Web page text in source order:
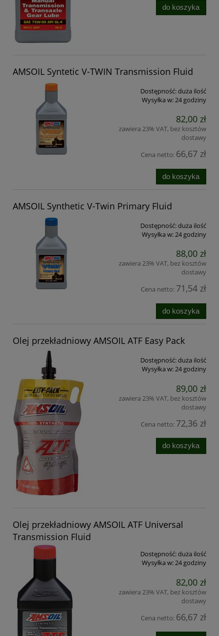
do koszyka
AMSOIL Syntetic V-TWIN Transmission Fluid
Dostępność:duża ilość
Wysyłka w:24 godziny
82,00 zł
zawiera 23% VAT, bez kosztów
dostawy
Cena netto: 66,67 zł
do koszyka
AMSOIL Synthetic V-Twin Primary Fluid
Dostępność:duża ilość
Wysyłka w:24 godziny
88,00 zł
zawiera 23% VAT, bez kosztów
dostawy
Cena netto: 71,54 zł
do koszyka
Olej przekładniowy AMSOIL ATF Easy Pack
Dostępność:duża ilość
Wysyłka w:24 godziny
89,00 zł
zawiera 23% VAT, bez kosztów
dostawy
Cena netto: 72,36 zł
do koszyka
Olej przekładniowy AMSOIL ATF Universal
Transmission Fluid
Dostępność:duża ilość
Wysyłka w:24 godziny
82,00 zł
zawiera 23% VAT, bez kosztów
dostawy
Cena netto: 66,67 zł